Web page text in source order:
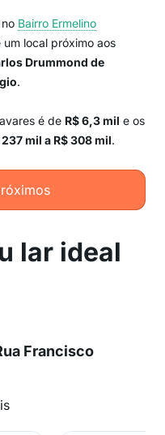
Bairro Ermelino
um local próximo aos
Drummond de
.
é de R$ 6,3 mil e os
237 mil a R$ 308 mil.
lar ideal
Francisco